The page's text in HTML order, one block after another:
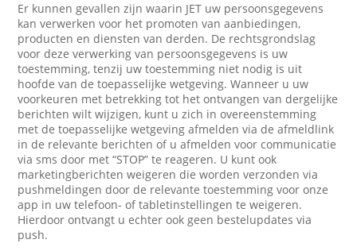
Er kunnen gevallen zijn waarin JET uw persoonsgegevens
kan verwerken voor het promoten van aanbiedingen,
producten en diensten van derden. De rechtsgrondslag
voor deze verwerking van persoonsgegevens is uw
toestemming, tenzij uw toestemming niet nodig is uit
hoofde van de toepasselijke wetgeving. Wanneer u uw
voorkeuren met betrekking tot het ontvangen van dergelijke
berichten wilt wijzigen, kunt u zich in overeenstemming
met de toepasselijke wetgeving afmelden via de afmeldlink
in de relevante berichten of u afmelden voor communicatie
via sms door met “STOP” te reageren. U kunt ook
marketingberichten weigeren die worden verzonden via
pushmeldingen door de relevante toestemming voor onze
app in uw telefoon- of tabletinstellingen te weigeren.
Hierdoor ontvangt u echter ook geen bestelupdates via
push.